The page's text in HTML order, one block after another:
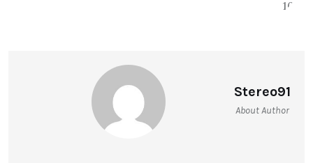
Stereo91
About Author